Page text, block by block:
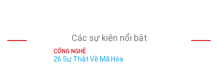
Các sự kiện nổi bật
CÔNG NGHỆ
26 Sự Thật Về Mã Hóa